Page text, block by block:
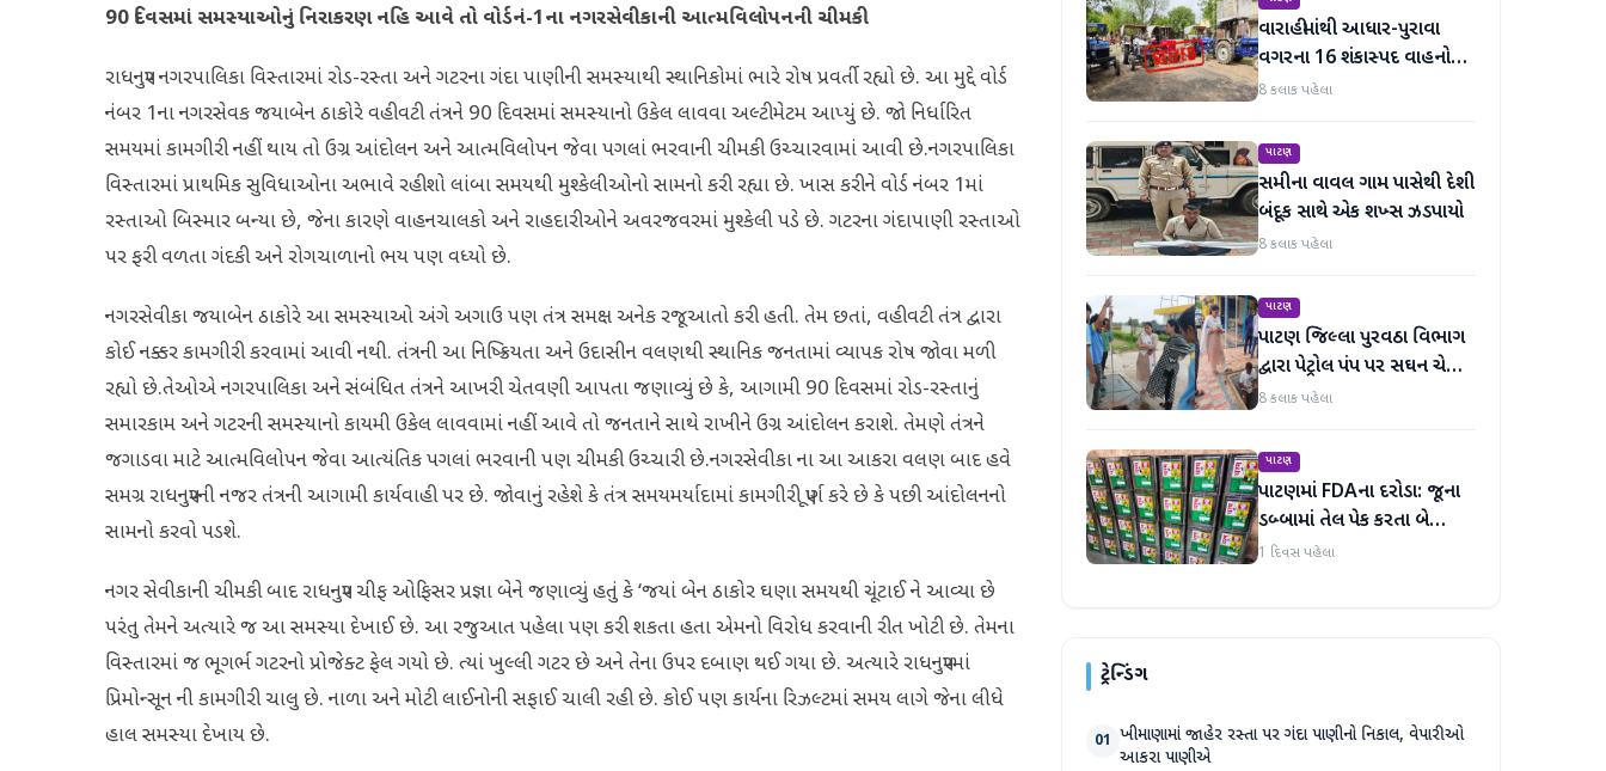
90 દિવસમાં સમસ્યાઓનું નિરાકરણ નહિ આવે તો વોર્ડનં-1ના નગરસેવીકાની આત્મવિલોપનની ચીમકી
રાધનપુર નગરપાલિકા વિસ્તારમાં રોડ-રસ્તા અને ગટરના ગંદા પાણીની સમસ્યાથી સ્થાનિકોમાં ભારે રોષ પ્રવર્તી રહ્યો છે. આ મુદ્દે વોર્ડ
નંબર 1ના નગરસેવક જયાબેન ઠાકોરે વહીવટી તંત્રને 90 દિવસમાં સમસ્યાનો ઉકેલ લાવવા અલ્ટીમેટમ આપ્યું છે. જો નિર્ધારિત
સમયમાં કામગીરી નહીં થાય તો ઉગ્ર આંદોલન અને આત્મવિલોપન જેવા પગલાં ભરવાની ચીમકી ઉચ્ચારવામાં આવી છે.નગરપાલિકા
વિસ્તારમાં પ્રાથમિક સુવિધાઓના અભાવે રહીશો લાંબા સમયથી મુશ્કેલીઓનો સામનો કરી રહ્યા છે. ખાસ કરીને વોર્ડ નંબર 1માં
રસ્તાઓ બિસ્માર બન્યા છે, જેના કારણે વાહનચાલકો અને રાહદારીઓને અવરજવરમાં મુશ્કેલી પડે છે. ગટરના ગંદાપાણી રસ્તાઓ
પર ફરી વળતા ગંદકી અને રોગચાળાનો ભય પણ વધ્યો છે.
નગરસેવીકા જયાબેન ઠાકોરે આ સમસ્યાઓ અંગે અગાઉ પણ તંત્ર સમક્ષ અનેક રજૂઆતો કરી હતી. તેમ છતાં, વહીવટી તંત્ર દ્વારા
કોઈ નક્કર કામગીરી કરવામાં આવી નથી. તંત્રની આ નિષ્ક્રિયતા અને ઉદાસીન વલણથી સ્થાનિક જનતામાં વ્યાપક રોષ જોવા મળી
રહ્યો છે.તેઓએ નગરપાલિકા અને સંબંધિત તંત્રને આખરી ચેતવણી આપતા જણાવ્યું છે કે, આગામી 90 દિવસમાં રોડ-રસ્તાનું
સમારકામ અને ગટરની સમસ્યાનો કાયમી ઉકેલ લાવવામાં નહીં આવે તો જનતાને સાથે રાખીને ઉગ્ર આંદોલન કરાશે. તેમણે તંત્રને
જગાડવા માટે આત્મવિલોપન જેવા આત્યંતિક પગલાં ભરવાની પણ ચીમકી ઉચ્ચારી છે.નગરસેવીકા ના આ આકરા વલણ બાદ હવે
સમગ્ર રાધનપુરની નજર તંત્રની આગામી કાર્યવાહી પર છે. જોવાનું રહેશે કે તંત્ર સમયમર્યાદામાં કામગીરી પૂર્ણ કરે છે કે પછી આંદોલનનો
સામનો કરવો પડશે.
નગર સેવીકાની ચીમકી બાદ રાધનપુર ચીફ ઓફિસર પ્રજ્ઞા બેને જણાવ્યું હતું કે ‘જયાં બેન ઠાકોર ઘણા સમયથી ચૂંટાઈ ને આવ્યા છે
પરંતુ તેમને અત્યારે જ આ સમસ્યા દેખાઈ છે. આ રજુઆત પહેલા પણ કરી શકતા હતા એમનો વિરોધ કરવાની રીત ખોટી છે. તેમના
વિસ્તારમાં જ ભૂગર્ભ ગટરનો પ્રોજેક્ટ ફેલ ગયો છે. ત્યાં ખુલ્લી ગટર છે અને તેના ઉપર દબાણ થઈ ગયા છે. અત્યારે રાધનપુરમાં
પ્રિમોન્સૂન ની કામગીરી ચાલુ છે. નાળા અને મોટી લાઈનોની સફાઈ ચાલી રહી છે. કોઈ પણ કાર્યના રિઝલ્ટમાં સમય લાગે જેના લીધે
હાલ સમસ્યા દેખાય છે.
વારાહીમાંથી આધાર-પુરાવા
વગરના 16 શંકાસ્પદ વાહનો
જપ્ત કરતી LCB પોલીસ
8 કલાક પહેલા
પાટણ
સમીના વાવલ ગામ પાસેથી દેશી
બંદૂક સાથે એક શખ્સ ઝડપાયો
8 કલાક પહેલા
પાટણ
પાટણ જિલ્લા પુરવઠા વિભાગ
દ્વારા પેટ્રોલ પંપ પર સઘન ચેકિંગ
સઘન હાથ ધરાયું
8 કલાક પહેલા
પાટણ
પાટણમાં FDAના દરોડા: જૂના
ડબ્બામાં તેલ પેક કરતા બે
એકમો સીલ, રૂ. ૧૬.૧૪ લાખનો
1 દિવસ પહેલા
ટ્રેન્ડિંગ
01 ખીમાણામાં જાહેર રસ્તા પર ગંદા પાણીનો નિકાલ, વેપારીઓ
આકરા પાણીએ